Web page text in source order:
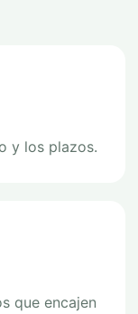
y los plazos.
que encajen